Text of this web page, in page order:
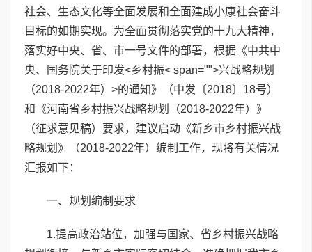
社会、生态文化等全面发展和全面建成小康社会奋斗
目标的如期实现。为全面贯彻落实党的十九大精神，
落实好中央、省、市一号文件的部署，根据《中共中
央、国务院关于印发<乡村振< span="">兴战略规划
（2018-2022年）>的通知》（中发〔2018〕18号）
和《河南省乡村振兴战略规划（2018-2022年）》
（征求意见稿）要求，建议启动《新乡市乡村振兴战
略规划》（2018-2022年）编制工作，现将有关情况
汇报如下：
一、规划编制要求
1.提高政治站位，加强与国家、省乡村振兴战略